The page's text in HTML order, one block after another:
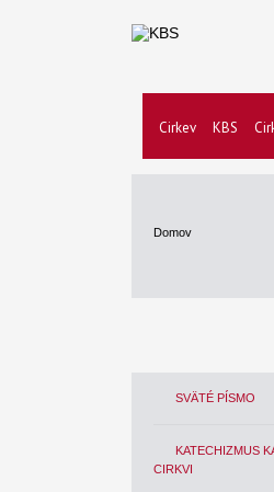
Cirkev KBS
Domov
SVÄTÉ PÍSMO
KATECHIZMUS
CIRKVI